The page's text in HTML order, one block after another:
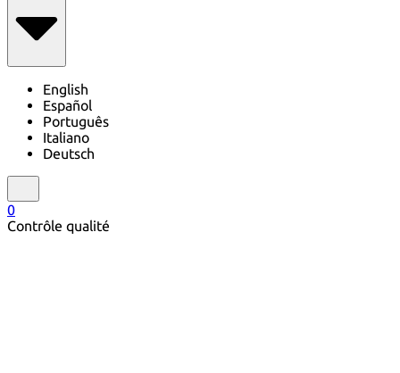
English
Español
Português
Italiano
Deutsch
0
Contrôle qualité